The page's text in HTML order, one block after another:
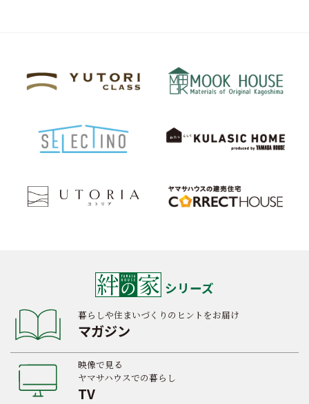
シリーズ
暮らしや住まいづくりのヒントをお届け
マガジン
映像で見る
ヤマサハウスでの暮らし
TV